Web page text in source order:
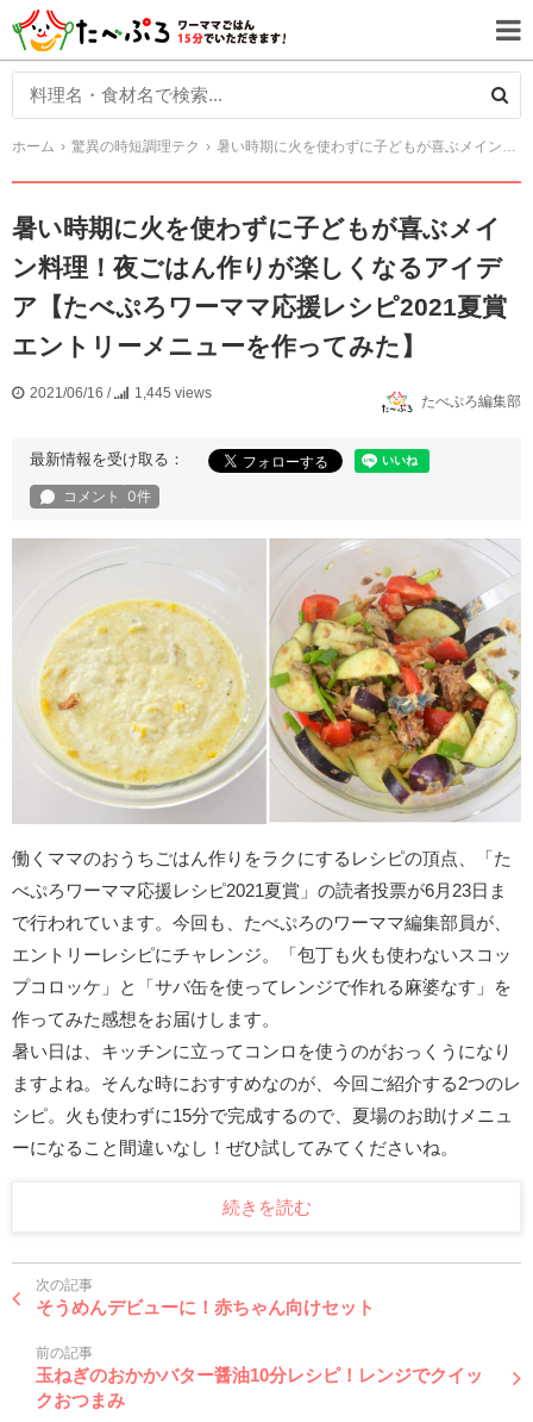
ホーム 驚異の時短調理テク 暑い時期に火を使わずに子どもが喜ぶメイン料理！夜ごはん作りが楽しくなるアイデア【たべぷろワーママ応援レシピ2021夏賞エントリーメニューを作ってみた】
暑い時期に火を使わずに子どもが喜ぶメイ
ン料理！夜ごはん作りが楽しくなるアイデ
ア【たべぷろワーママ応援レシピ2021夏賞
エントリーメニューを作ってみた】
2021/06/16 / 1,445 views たべぷろ編集部
最新情報を受け取る：
働くママのおうちごはん作りをラクにするレシピの頂点、「た
べぷろワーママ応援レシピ2021夏賞」の読者投票が6月23日ま
で行われています。今回も、たべぷろのワーママ編集部員が、
エントリーレシピにチャレンジ。「包丁も火も使わないスコッ
プコロッケ」と「サバ缶を使ってレンジで作れる麻婆なす」を
作ってみた感想をお届けします。
暑い日は、キッチンに立ってコンロを使うのがおっくうになり
ますよね。そんな時におすすめなのが、今回ご紹介する2つのレ
シピ。火も使わずに15分で完成するので、夏場のお助けメニュ
ーになること間違いなし！ぜひ試してみてくださいね。
続きを読む
次の記事
そうめんデビューに！赤ちゃん向けセット
前の記事
玉ねぎのおかかバター醤油10分レシピ！レンジでクイッ
クおつまみ